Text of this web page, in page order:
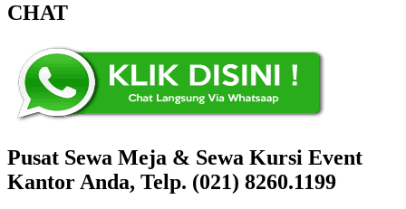
CHAT
Pusat Sewa Meja & Sewa Kursi Event
Kantor Anda, Telp. (021) 8260.1199